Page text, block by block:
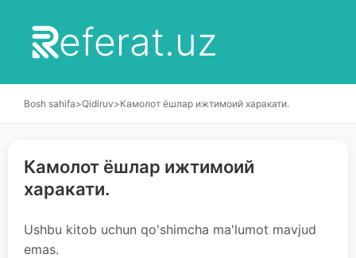
eferat.uz
Bosh sahifa>Qidiruv>Камолот ёшлар ижтимоий харакати.
Камолот ёшлар ижтимоий
харакати.
Ushbu kitob uchun qo'shimcha ma'lumot mavjud
emas.